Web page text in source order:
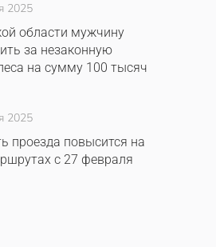
2025
области мужчину
за незаконную
на сумму 100 тысяч
2025
проезда повысится на
с 27 февраля